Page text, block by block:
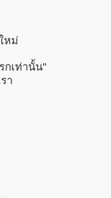
หม่
กเท่านั้น"
า